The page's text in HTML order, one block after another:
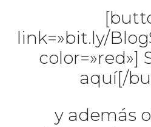
link=»bit.ly/
color=»red»]
aquí[/
y además